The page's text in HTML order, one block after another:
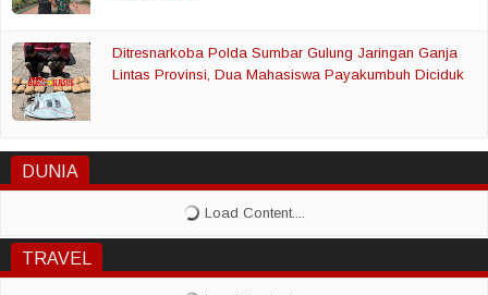
Ditresnarkoba Polda Sumbar Gulung Jaringan Ganja
Lintas Provinsi, Dua Mahasiswa Payakumbuh Diciduk
DUNIA
TRAVEL